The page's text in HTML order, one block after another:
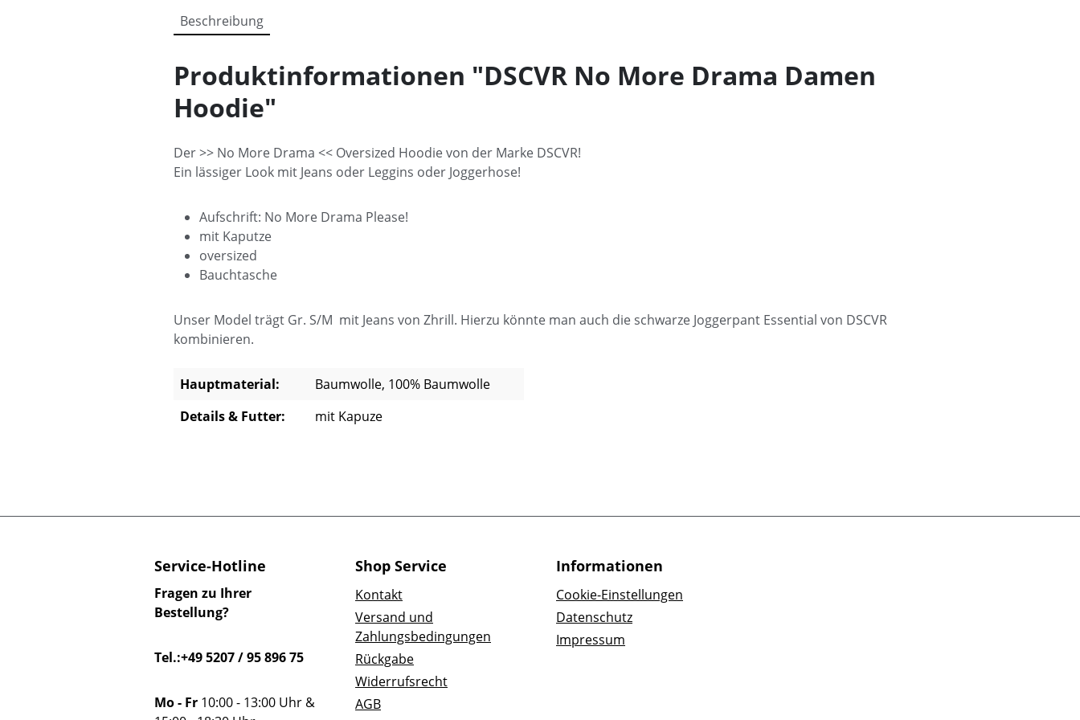
Beschreibung
Produktinformationen "DSCVR No More Drama Damen
Hoodie"
Der >> No More Drama << Oversized Hoodie von der Marke DSCVR!
Ein lässiger Look mit Jeans oder Leggins oder Joggerhose!
Aufschrift: No More Drama Please!
mit Kaputze
oversized
Bauchtasche
Unser Model trägt Gr. S/M mit Jeans von Zhrill. Hierzu könnte man auch die schwarze Joggerpant Essential von DSCVR
kombinieren.
Hauptmaterial:
Baumwolle, 100% Baumwolle
Details & Futter:
mit Kapuze
Service-Hotline
Fragen zu Ihrer
Bestellung?
Tel.:+49 5207 / 95 896 75
Mo - Fr 10:00 - 13:00 Uhr &
Shop Service
Kontakt
Versand und
Zahlungsbedingungen
Rückgabe
Widerrufsrecht
AGB
Informationen
Cookie-Einstellungen
Datenschutz
Impressum